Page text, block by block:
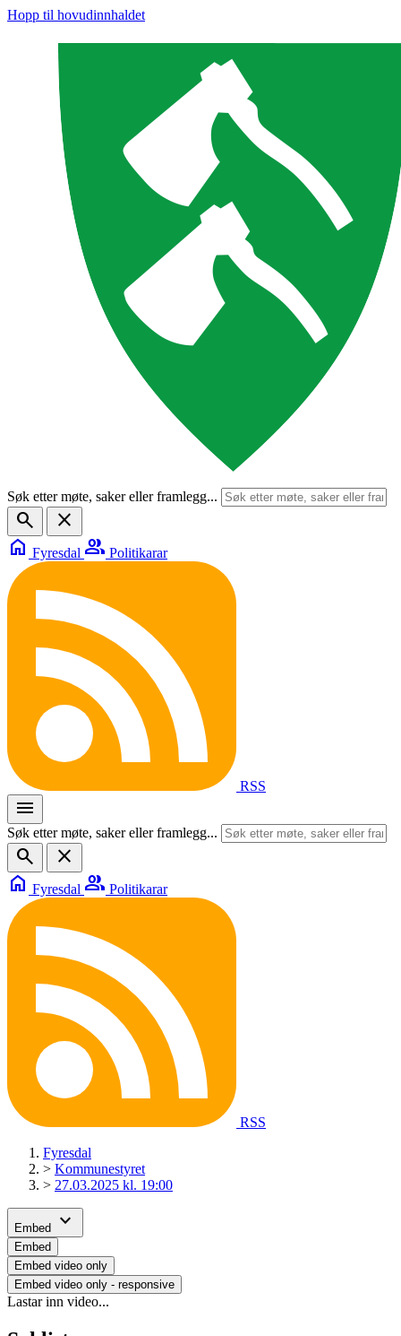
Hopp til hovudinnhaldet
Søk etter møte, saker eller framlegg...
search
close
home Fyresdal group Politikarar
RSS
menu
Søk etter møte, saker eller framlegg...
search
close
home Fyresdal group Politikarar
RSS
Fyresdal
> Kommunestyret
> 27.03.2025 kl. 19:00
Embed expand_more
Embed
Embed video only
Embed video only - responsive
Lastar inn video...